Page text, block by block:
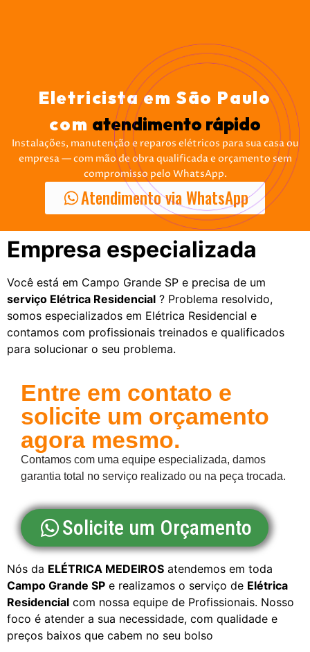
Eletricista em São Paulo
com atendimento rápido
Instalações, manutenção e reparos elétricos para sua casa ou
empresa — com mão de obra qualificada e orçamento sem
compromisso pelo WhatsApp.
Atendimento via WhatsApp
Empresa especializada
Você está em Campo Grande SP e precisa de um
serviço Elétrica Residencial ? Problema resolvido,
somos especializados em Elétrica Residencial e
contamos com profissionais treinados e qualificados
para solucionar o seu problema.
Entre em contato e
solicite um orçamento
agora mesmo.
Contamos com uma equipe especializada, damos
garantia total no serviço realizado ou na peça trocada.
Solicite um Orçamento
Nós da ELÉTRICA MEDEIROS atendemos em toda
Campo Grande SP e realizamos o serviço de Elétrica
Residencial com nossa equipe de Profissionais. Nosso
foco é atender a sua necessidade, com qualidade e
preços baixos que cabem no seu bolso